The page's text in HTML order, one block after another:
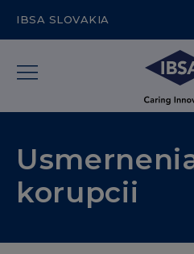
IBSA SLOVAKIA
korupcii